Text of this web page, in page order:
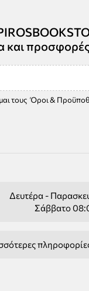
και
τους Όροι &
Δευτέρα -
Σάββατο